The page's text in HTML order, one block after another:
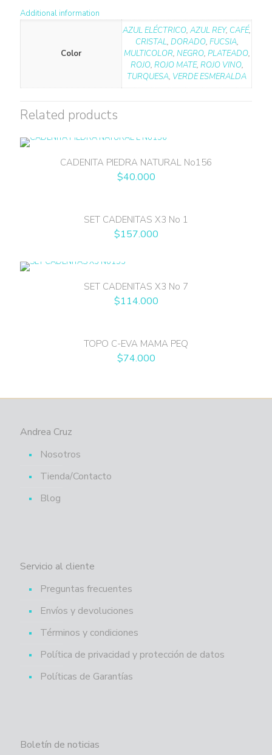
Additional information
Color
AZUL ELÉCTRICO, AZUL REY, CAFÉ,
CRISTAL, DORADO, FUCSIA,
MULTICOLOR, NEGRO, PLATEADO,
ROJO, ROJO MATE, ROJO VINO,
TURQUESA, VERDE ESMERALDA
Related products
CADENITA PIEDRA NATURAL No156
$40.000
SET CADENITAS X3 No 1
$157.000
SET CADENITAS X3 No 7
$114.000
TOPO C-EVA MAMA PEQ
$74.000
Andrea Cruz
Nosotros
Tienda/Contacto
Blog
Servicio al cliente
Preguntas frecuentes
Envíos y devoluciones
Términos y condiciones
Política de privacidad y protección de datos
Políticas de Garantías
Boletín de noticias